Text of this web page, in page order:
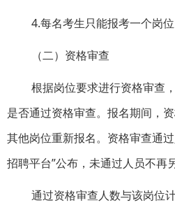
4.每名考生只能报考一个岗位
（二）资格审查
根据岗位要求进行资格审查
是否通过资格审查。报名期间，
其他岗位重新报名。资格审查通
招聘平台”公布，未通过人员不再
通过资格审查人数与该岗位